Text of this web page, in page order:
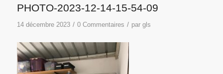
PHOTO-2023-12-14-15-54-09
14 décembre 2023 / 0 Commentaires / par gls